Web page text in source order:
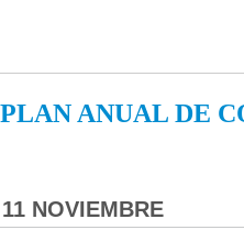
PLAN ANUAL DE
11 NOVIEMBRE